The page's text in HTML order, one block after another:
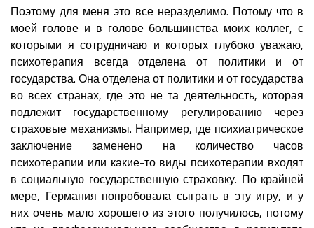
Поэтому для меня это все неразделимо. Потому что в
моей голове и в голове большинства моих коллег, с
которыми я сотрудничаю и которых глубоко уважаю,
психотерапия всегда отделена от политики и от
государства. Она отделена от политики и от государства
во всех странах, где это не та деятельность, которая
подлежит государственному регулированию через
страховые механизмы. Например, где психиатрическое
заключение заменено на количество часов
психотерапии или какие-то виды психотерапии входят
в социальную государственную страховку. По крайней
мере, Германия попробовала сыграть в эту игру, и у
них очень мало хорошего из этого получилось, потому